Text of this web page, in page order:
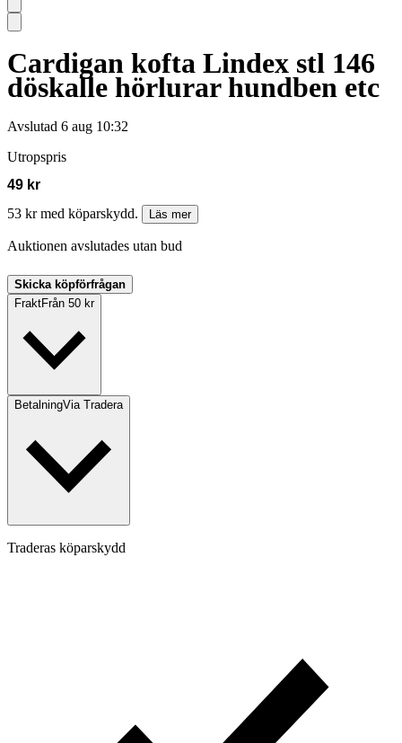
Cardigan kofta Lindex stl 146
döskalle hörlurar hundben etc
Avslutad 6 aug 10:32
Utropspris
49 kr
53 kr med köparskydd.
Läs mer
Auktionen avslutades utan bud
Skicka köpförfrågan
FraktFrån 50 kr
BetalningVia Tradera
Traderas köparskydd